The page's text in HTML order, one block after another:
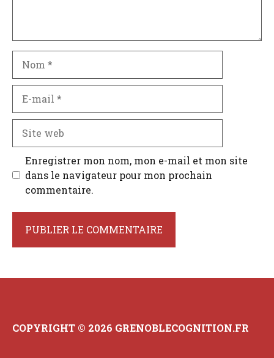
mail
web
Enregistrer mon nom, mon e-mail et mon site
dans le navigateur pour mon prochain
commentaire.
COPYRIGHT © 2026 GRENOBLECOGNITION.FR